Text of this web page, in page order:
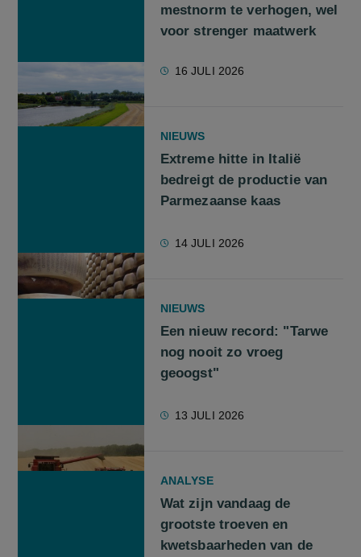
mestnorm te verhogen, wel
voor strenger maatwerk
16 JULI 2026
NIEUWS
Extreme hitte in Italië
bedreigt de productie van
Parmezaanse kaas
14 JULI 2026
NIEUWS
Een nieuw record: "Tarwe
nog nooit zo vroeg
geoogst"
13 JULI 2026
ANALYSE
Wat zijn vandaag de
grootste troeven en
kwetsbaarheden van de